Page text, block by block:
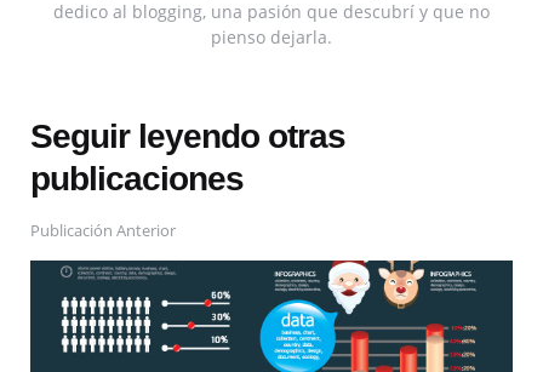
dedico al blogging, una pasión que descubrí y que no
pienso dejarla.
Seguir leyendo otras
publicaciones
Publicación Anterior